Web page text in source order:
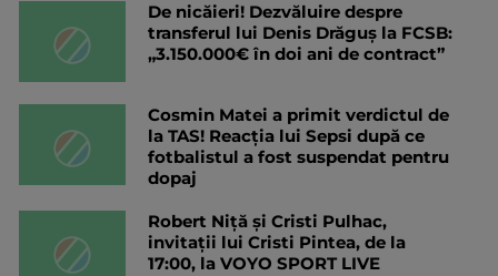
De nicăieri! Dezvăluire despre
transferul lui Denis Drăguș la FCSB:
„3.150.000€ în doi ani de contract”
Cosmin Matei a primit verdictul de
la TAS! Reacția lui Sepsi după ce
fotbalistul a fost suspendat pentru
dopaj
Robert Niță și Cristi Pulhac,
invitații lui Cristi Pintea, de la
17:00, la VOYO SPORT LIVE